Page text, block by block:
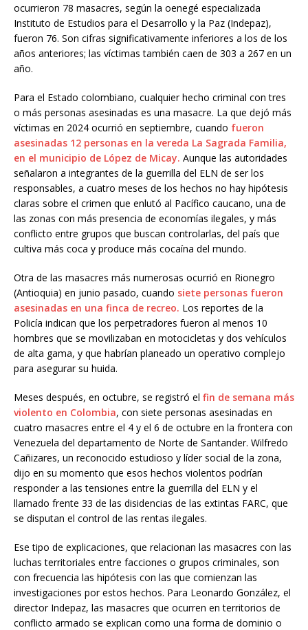
ocurrieron 78 masacres, según la oenegé especializada
Instituto de Estudios para el Desarrollo y la Paz (Indepaz),
fueron 76. Son cifras significativamente inferiores a los de los
años anteriores; las víctimas también caen de 303 a 267 en un
año.
Para el Estado colombiano, cualquier hecho criminal con tres
o más personas asesinadas es una masacre. La que dejó más
víctimas en 2024 ocurrió en septiembre, cuando fueron
asesinadas 12 personas en la vereda La Sagrada Familia,
en el municipio de López de Micay. Aunque las autoridades
señalaron a integrantes de la guerrilla del ELN de ser los
responsables, a cuatro meses de los hechos no hay hipótesis
claras sobre el crimen que enlutó al Pacífico caucano, una de
las zonas con más presencia de economías ilegales, y más
conflicto entre grupos que buscan controlarlas, del país que
cultiva más coca y produce más cocaína del mundo.
Otra de las masacres más numerosas ocurrió en Rionegro
(Antioquia) en junio pasado, cuando siete personas fueron
asesinadas en una finca de recreo. Los reportes de la
Policía indican que los perpetradores fueron al menos 10
hombres que se movilizaban en motocicletas y dos vehículos
de alta gama, y que habrían planeado un operativo complejo
para asegurar su huida.
Meses después, en octubre, se registró el fin de semana más
violento en Colombia, con siete personas asesinadas en
cuatro masacres entre el 4 y el 6 de octubre en la frontera con
Venezuela del departamento de Norte de Santander. Wilfredo
Cañizares, un reconocido estudioso y líder social de la zona,
dijo en su momento que esos hechos violentos podrían
responder a las tensiones entre la guerrilla del ELN y el
llamado frente 33 de las disidencias de las extintas FARC, que
se disputan el control de las rentas ilegales.
Ese tipo de explicaciones, que relacionan las masacres con las
luchas territoriales entre facciones o grupos criminales, son
con frecuencia las hipótesis con las que comienzan las
investigaciones por estos hechos. Para Leonardo González, el
director Indepaz, las masacres que ocurren en territorios de
conflicto armado se explican como una forma de dominio o